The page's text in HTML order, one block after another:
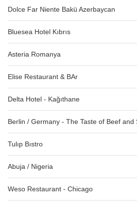
Dolce Far Niente Bakü Azerbaycan
Bluesea Hotel Kıbrıs
Asteria Romanya
Elise Restaurant & BAr
Delta Hotel - Kağıthane
Berlin / Germany - The Taste of Beef and
Tulıp Bıstro
Abuja / Nigeria
Weso Restaurant - Chicago